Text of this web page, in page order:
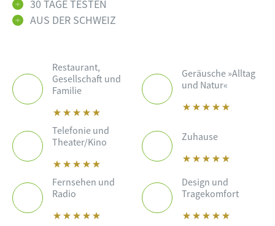
30 TAGE TESTEN
AUS DER SCHWEIZ
Restaurant,
Gesellschaft und
Familie
Geräusche »Alltag
und Natur«
Telefonie und
Theater/Kino
Zuhause
Fernsehen und
Radio
Design und
Tragekomfort